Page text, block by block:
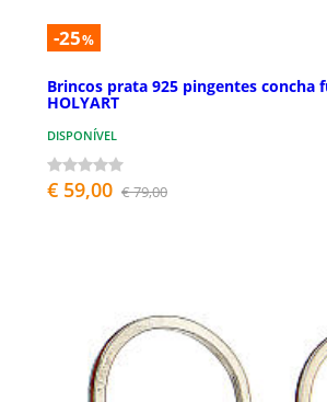
-25%
Brincos prata 925 pingentes concha
HOLYART
DISPONÍVEL
€ 59,00 € 79,00